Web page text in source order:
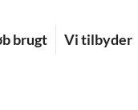
brugt Vi tilbyder